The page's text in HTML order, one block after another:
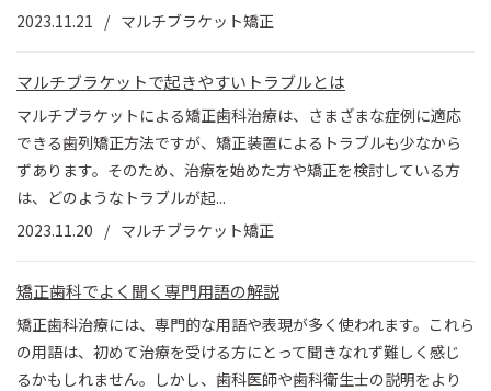
2023.11.21
マルチブラケット矯正
マルチブラケットで起きやすいトラブルとは
マルチブラケットによる矯正歯科治療は、さまざまな症例に適応
できる歯列矯正方法ですが、矯正装置によるトラブルも少なから
ずあります。そのため、治療を始めた方や矯正を検討している方
は、どのようなトラブルが起...
2023.11.20
マルチブラケット矯正
矯正歯科でよく聞く専門用語の解説
矯正歯科治療には、専門的な用語や表現が多く使われます。これら
の用語は、初めて治療を受ける方にとって聞きなれず難しく感じ
るかもしれません。しかし、歯科医師や歯科衛生士の説明をより